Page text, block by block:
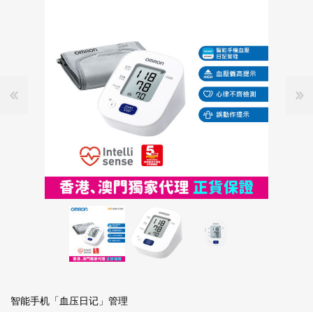
智能手机「血压日记」管理